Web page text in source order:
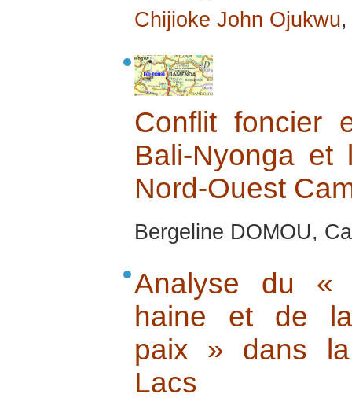
Chijioke John Ojukwu
Conflit foncier
Bali-Nyonga
Nord-Ouest
Bergeline DOMOU,
Analyse du «
haine et de
paix » dans
Lacs